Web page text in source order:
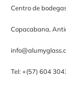
Centro de
Copacabana,
Tel: +(57) 604